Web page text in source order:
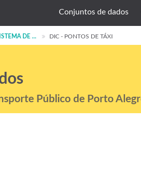
Conjuntos de dados
DE ... DIC - PONTOS DE TÁXI
Público de Porto